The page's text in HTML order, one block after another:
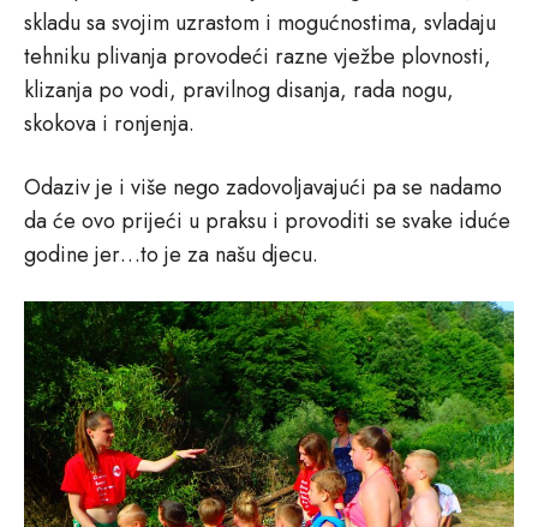
skladu sa svojim uzrastom i mogućnostima, svladaju
tehniku plivanja provodeći razne vježbe plovnosti,
klizanja po vodi, pravilnog disanja, rada nogu,
skokova i ronjenja.
Odaziv je i više nego zadovoljavajući pa se nadamo
da će ovo prijeći u praksu i provoditi se svake iduće
godine jer…to je za našu djecu.